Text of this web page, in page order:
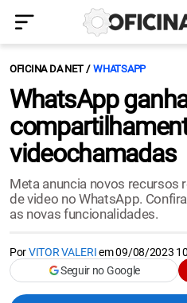
OFICINA DA NET WHATSAPP
WhatsApp
videochamadas
Meta anuncia novos recursos
de video no WhatsApp.
as novas funcionalidades.
PorVITOR VALERIem09/08/2023
Seguir no Google